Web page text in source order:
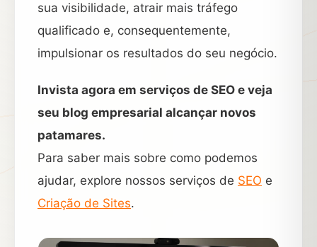
sua visibilidade, atrair mais tráfego
qualificado e, consequentemente,
impulsionar os resultados do seu negócio.
Invista agora em serviços de SEO e veja
seu blog empresarial alcançar novos
patamares.
Para saber mais sobre como podemos
ajudar, explore nossos serviços de SEO e
Criação de Sites.